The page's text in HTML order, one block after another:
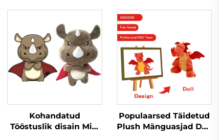
Kohandatud
Tööstuslik disain Mini
Populaarsed Täidetud
Plush Mänguasjad Doll